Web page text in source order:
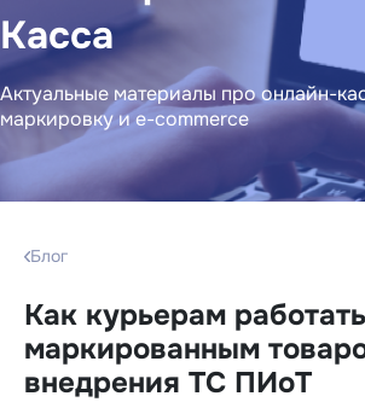
Касса
Актуальные материалы про онлайн-
маркировку и e-commerce
Блог
Как курьерам
маркированным
внедрения ТС ПИоТ